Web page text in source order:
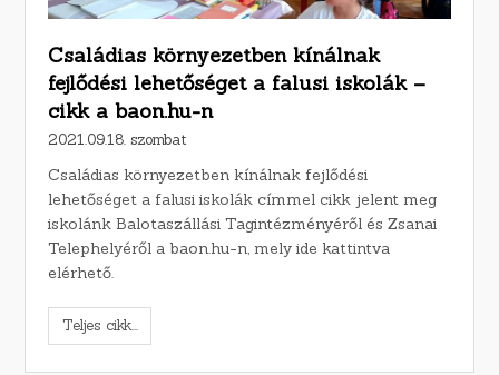
Családias környezetben kínálnak
fejlődési lehetőséget a falusi iskolák –
cikk a baon.hu-n
2021.09.18. szombat
Családias környezetben kínálnak fejlődési
lehetőséget a falusi iskolák címmel cikk jelent meg
iskolánk Balotaszállási Tagintézményéről és Zsanai
Telephelyéről a baon.hu-n, mely ide kattintva
elérhető.
Teljes cikk...